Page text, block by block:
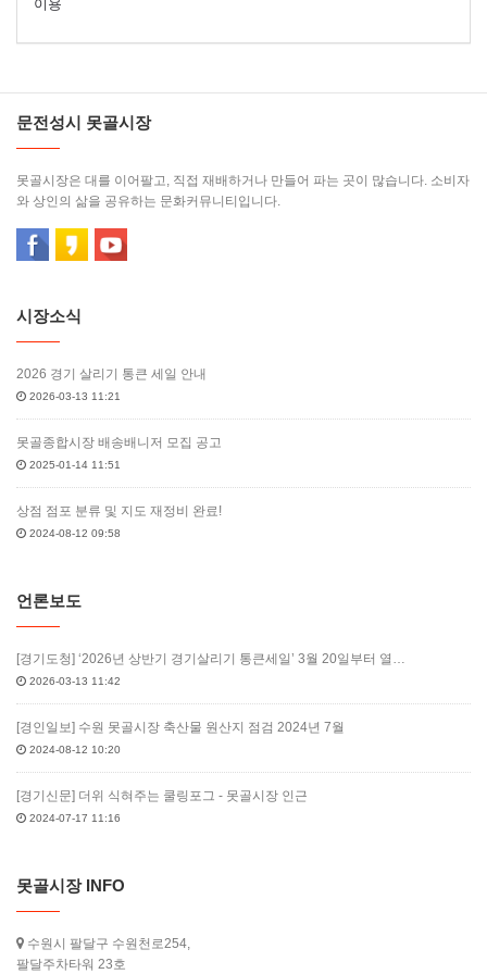
이용
문전성시 못골시장
못골시장은 대를 이어팔고, 직접 재배하거나 만들어 파는 곳이 많습니다. 소비자
와 상인의 삶을 공유하는 문화커뮤니티입니다.
시장소식
2026 경기 살리기 통큰 세일 안내
2026-03-13 11:21
못골종합시장 배송배니저 모집 공고
2025-01-14 11:51
상점 점포 분류 및 지도 재정비 완료!
2024-08-12 09:58
언론보도
[경기도청] ‘2026년 상반기 경기살리기 통큰세일’ 3월 20일부터 열…
2026-03-13 11:42
[경인일보] 수원 못골시장 축산물 원산지 점검 2024년 7월
2024-08-12 10:20
[경기신문] 더위 식혀주는 쿨링포그 - 못골시장 인근
2024-07-17 11:16
못골시장 INFO
수원시 팔달구 수원천로254,
팔달주차타워 23호